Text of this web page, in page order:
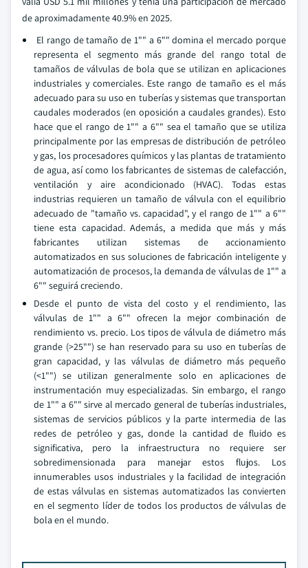
de aproximadamente 40.9% en 2025.
El rango de tamaño de 1"" a 6"" domina el mercado porque
representa el segmento más grande del rango total de
tamaños de válvulas de bola que se utilizan en aplicaciones
industriales y comerciales. Este rango de tamaño es el más
adecuado para su uso en tuberías y sistemas que transportan
caudales moderados (en oposición a caudales grandes). Esto
hace que el rango de 1"" a 6"" sea el tamaño que se utiliza
principalmente por las empresas de distribución de petróleo
y gas, los procesadores químicos y las plantas de tratamiento
de agua, así como los fabricantes de sistemas de calefacción,
ventilación y aire acondicionado (HVAC). Todas estas
industrias requieren un tamaño de válvula con el equilibrio
adecuado de "tamaño vs. capacidad", y el rango de 1"" a 6""
tiene esta capacidad. Además, a medida que más y más
fabricantes utilizan sistemas de accionamiento
automatizados en sus soluciones de fabricación inteligente y
automatización de procesos, la demanda de válvulas de 1"" a
6"" seguirá creciendo.
Desde el punto de vista del costo y el rendimiento, las
válvulas de 1"" a 6"" ofrecen la mejor combinación de
rendimiento vs. precio. Los tipos de válvula de diámetro más
grande (>25"") se han reservado para su uso en tuberías de
gran capacidad, y las válvulas de diámetro más pequeño
(<1"") se utilizan generalmente solo en aplicaciones de
instrumentación muy especializadas. Sin embargo, el rango
de 1"" a 6"" sirve al mercado general de tuberías industriales,
sistemas de servicios públicos y la parte intermedia de las
redes de petróleo y gas, donde la cantidad de fluido es
significativa, pero la infraestructura no requiere ser
sobredimensionada para manejar estos flujos. Los
innumerables usos industriales y la facilidad de integración
de estas válvulas en sistemas automatizados las convierten
en el segmento líder de todos los productos de válvulas de
bola en el mundo.